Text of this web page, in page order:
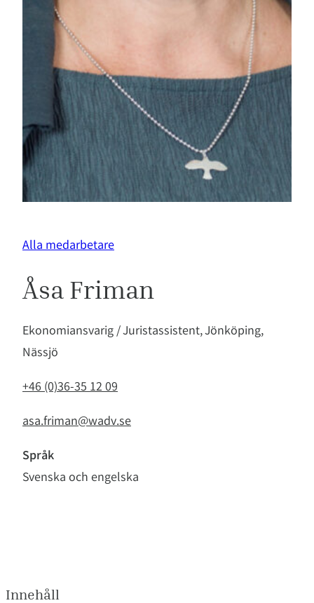
Alla medarbetare
Åsa Friman
Ekonomiansvarig / Juristassistent, Jönköping,
Nässjö
+46 (0)36-35 12 09
asa.friman@wadv.se
Språk
Svenska och engelska
Innehåll